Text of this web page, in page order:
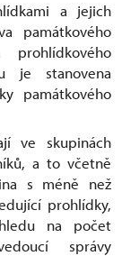
a jejich
památkového
prohlídkového
je stanovena
památkového
ve skupinách
a to včetně
s méně než
prohlídky,
na počet
správy